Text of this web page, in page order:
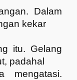
Dalam
kekar
itu. Gelang
padahal
mengatasi.